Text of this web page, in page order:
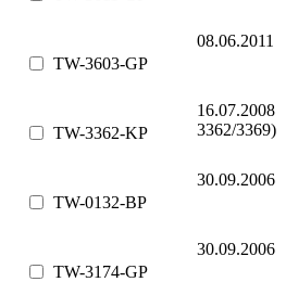
TW-3603-GP
08.06.2011
TW-3362-KP
16.07.2008
3362/3369)
TW-0132-BP
30.09.2006
TW-3174-GP
30.09.2006